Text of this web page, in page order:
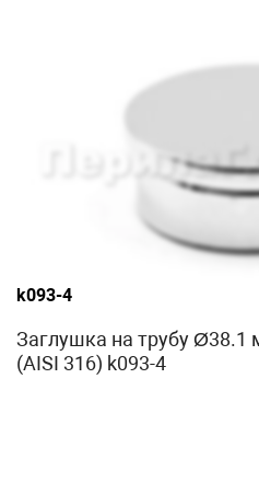
k093-4
Заглушка на трубу Ø38.1
(AISI 316) k093-4